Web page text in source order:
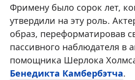
Фримену было сорок лет,
утвердили на эту роль.
образ, переформатировав
пассивного наблюдателя в
помощника Шерлока
Бенедикта Камбербэтча.